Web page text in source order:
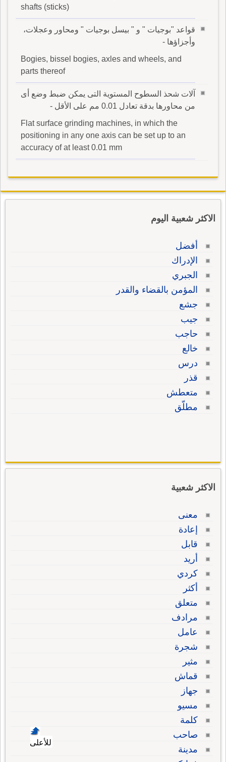
shafts (sticks)
قواعد "بوجيات " و " بيسل بوجيات " ومحاور وعجلات،
وأجزاؤها -
Bogies, bissel bogies, axles and wheels, and
parts thereof
آلات شحذ السطوح المستوية التى يمكن ضبط وضع أى
من محاورها بدقة تعادل 0.01 مم على الأقل -
Flat surface grinding machines, in which the
positioning in any one axis can be set up to an
accuracy of at least 0.01 mm
الاكثر شعبية اليوم
أفضل
الإدراك
الجبري
المؤمن بالقضاء والقدر
جشع
جيب
حاجب
خالع
درس
قذر
متعطش
مطلّق
الاكثر شعبية
معنى
إعادة
قابل
أريد
كردي
أكثر
متعلق
مرادف
عامل
شجرة
مثير
قماش
جهاز
مسيو
كلمة
صاحب
مدينة
للأعلى